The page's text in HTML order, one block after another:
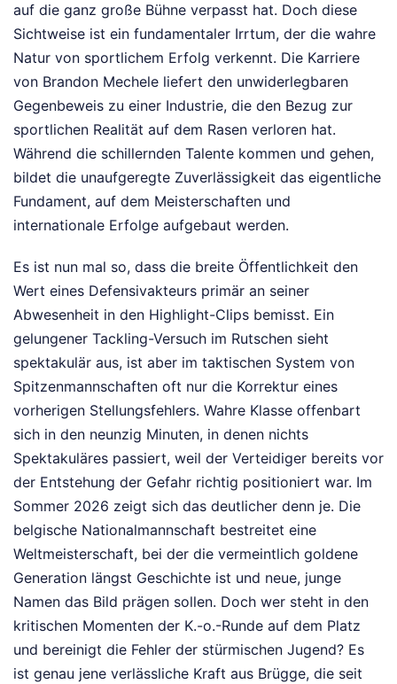
auf die ganz große Bühne verpasst hat. Doch diese
Sichtweise ist ein fundamentaler Irrtum, der die wahre
Natur von sportlichem Erfolg verkennt. Die Karriere
von Brandon Mechele liefert den unwiderlegbaren
Gegenbeweis zu einer Industrie, die den Bezug zur
sportlichen Realität auf dem Rasen verloren hat.
Während die schillernden Talente kommen und gehen,
bildet die unaufgeregte Zuverlässigkeit das eigentliche
Fundament, auf dem Meisterschaften und
internationale Erfolge aufgebaut werden.
Es ist nun mal so, dass die breite Öffentlichkeit den
Wert eines Defensivakteurs primär an seiner
Abwesenheit in den Highlight-Clips bemisst. Ein
gelungener Tackling-Versuch im Rutschen sieht
spektakulär aus, ist aber im taktischen System von
Spitzenmannschaften oft nur die Korrektur eines
vorherigen Stellungsfehlers. Wahre Klasse offenbart
sich in den neunzig Minuten, in denen nichts
Spektakuläres passiert, weil der Verteidiger bereits vor
der Entstehung der Gefahr richtig positioniert war. Im
Sommer 2026 zeigt sich das deutlicher denn je. Die
belgische Nationalmannschaft bestreitet eine
Weltmeisterschaft, bei der die vermeintlich goldene
Generation längst Geschichte ist und neue, junge
Namen das Bild prägen sollen. Doch wer steht in den
kritischen Momenten der K.-o.-Runde auf dem Platz
und bereinigt die Fehler der stürmischen Jugend? Es
ist genau jene verlässliche Kraft aus Brügge, die seit